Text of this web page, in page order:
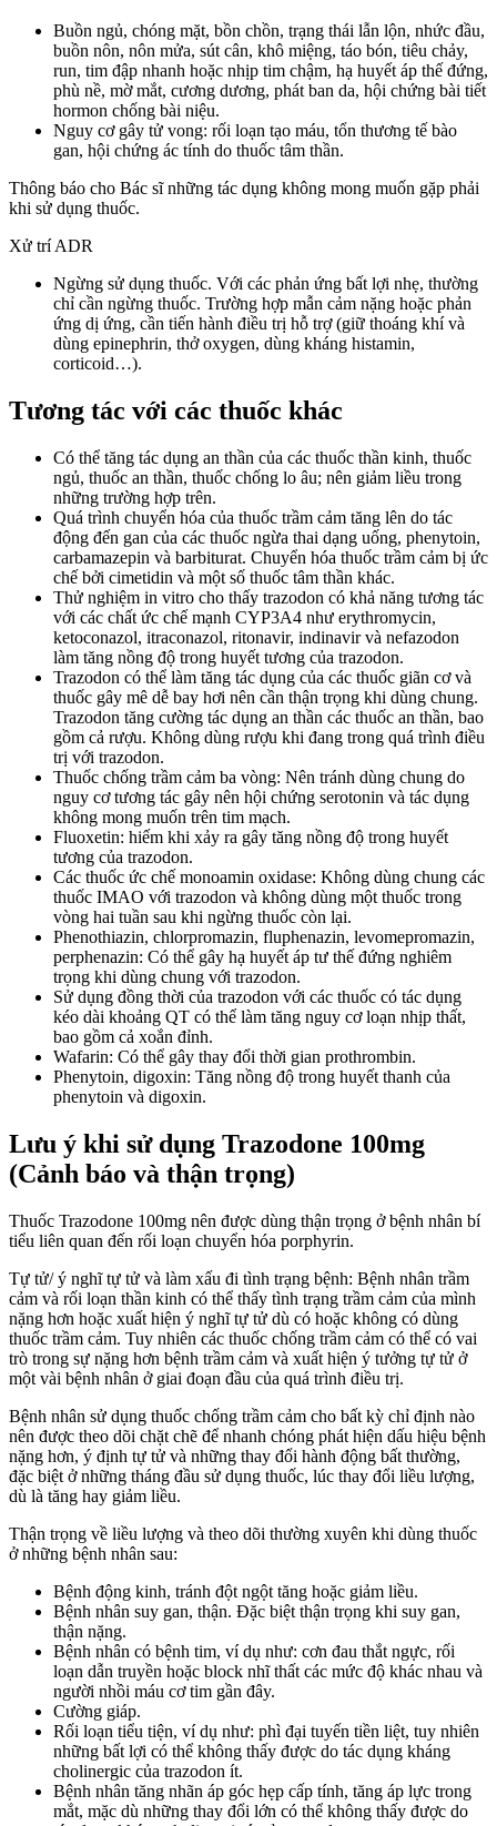
Buồn ngủ, chóng mặt, bồn chồn, trạng thái lẫn lộn, nhức đầu,
buồn nôn, nôn mửa, sút cân, khô miệng, táo bón, tiêu chảy,
run, tim đập nhanh hoặc nhịp tim chậm, hạ huyết áp thế đứng,
phù nề, mờ mắt, cương dương, phát ban da, hội chứng bài tiết
hormon chống bài niệu.
Nguy cơ gây tử vong: rối loạn tạo máu, tổn thương tế bào
gan, hội chứng ác tính do thuốc tâm thần.
Thông báo cho Bác sĩ những tác dụng không mong muốn gặp phải
khi sử dụng thuốc.
Xử trí ADR
Ngừng sử dụng thuốc. Với các phản ứng bất lợi nhẹ, thường
chỉ cần ngừng thuốc. Trường hợp mẫn cảm nặng hoặc phản
ứng dị ứng, cần tiến hành điều trị hỗ trợ (giữ thoáng khí và
dùng epinephrin, thở oxygen, dùng kháng histamin,
corticoid…).
Tương tác với các thuốc khác
Có thể tăng tác dụng an thần của các thuốc thần kinh, thuốc
ngủ, thuốc an thần, thuốc chống lo âu; nên giảm liều trong
những trường hợp trên.
Quá trình chuyển hóa của thuốc trầm cảm tăng lên do tác
động đến gan của các thuốc ngừa thai dạng uống, phenytoin,
carbamazepin và barbiturat. Chuyển hóa thuốc trầm cảm bị ức
chế bởi cimetidin và một số thuốc tâm thần khác.
Thử nghiệm in vitro cho thấy trazodon có khả năng tương tác
với các chất ức chế mạnh CYP3A4 như erythromycin,
ketoconazol, itraconazol, ritonavir, indinavir và nefazodon
làm tăng nồng độ trong huyết tương của trazodon.
Trazodon có thể làm tăng tác dụng của các thuốc giãn cơ và
thuốc gây mê dễ bay hơi nên cần thận trọng khi dùng chung.
Trazodon tăng cường tác dụng an thần các thuốc an thần, bao
gồm cả rượu. Không dùng rượu khi đang trong quá trình điều
trị với trazodon.
Thuốc chống trầm cảm ba vòng: Nên tránh dùng chung do
nguy cơ tương tác gây nên hội chứng serotonin và tác dụng
không mong muốn trên tim mạch.
Fluoxetin: hiếm khi xảy ra gây tăng nồng độ trong huyết
tương của trazodon.
Các thuốc ức chế monoamin oxidase: Không dùng chung các
thuốc IMAO với trazodon và không dùng một thuốc trong
vòng hai tuần sau khi ngừng thuốc còn lại.
Phenothiazin, chlorpromazin, fluphenazin, levomepromazin,
perphenazin: Có thể gây hạ huyết áp tư thế đứng nghiêm
trọng khi dùng chung với trazodon.
Sử dụng đồng thời của trazodon với các thuốc có tác dụng
kéo dài khoảng QT có thể làm tăng nguy cơ loạn nhịp thất,
bao gồm cả xoắn đỉnh.
Wafarin: Có thể gây thay đổi thời gian prothrombin.
Phenytoin, digoxin: Tăng nồng độ trong huyết thanh của
phenytoin và digoxin.
Lưu ý khi sử dụng Trazodone 100mg
(Cảnh báo và thận trọng)
Thuốc Trazodone 100mg nên được dùng thận trọng ở bệnh nhân bí
tiểu liên quan đến rối loạn chuyển hóa porphyrin.
Tự tử/ ý nghĩ tự tử và làm xấu đi tình trạng bệnh: Bệnh nhân trầm
cảm và rối loạn thần kinh có thể thấy tình trạng trầm cảm của mình
nặng hơn hoặc xuất hiện ý nghĩ tự tử dù có hoặc không có dùng
thuốc trầm cảm. Tuy nhiên các thuốc chống trầm cảm có thể có vai
trò trong sự nặng hơn bệnh trầm cảm và xuất hiện ý tưởng tự tử ở
một vài bệnh nhân ở giai đoạn đầu của quá trình điều trị.
Bệnh nhân sử dụng thuốc chống trầm cảm cho bất kỳ chỉ định nào
nên được theo dõi chặt chẽ để nhanh chóng phát hiện dấu hiệu bệnh
nặng hơn, ý định tự tử và những thay đổi hành động bất thường,
đặc biệt ở những tháng đầu sử dụng thuốc, lúc thay đổi liều lượng,
dù là tăng hay giảm liều.
Thận trọng về liều lượng và theo dõi thường xuyên khi dùng thuốc
ở những bệnh nhân sau:
Bệnh động kinh, tránh đột ngột tăng hoặc giảm liều.
Bệnh nhân suy gan, thận. Đặc biệt thận trọng khi suy gan,
thận nặng.
Bệnh nhân có bệnh tim, ví dụ như: cơn đau thắt ngực, rối
loạn dẫn truyền hoặc block nhĩ thất các mức độ khác nhau và
người nhồi máu cơ tim gần đây.
Cường giáp.
Rối loạn tiểu tiện, ví dụ như: phì đại tuyến tiền liệt, tuy nhiên
những bất lợi có thể không thấy được do tác dụng kháng
cholinergic của trazodon ít.
Bệnh nhân tăng nhãn áp góc hẹp cấp tính, tăng áp lực trong
mắt, mặc dù những thay đổi lớn có thể không thấy được do